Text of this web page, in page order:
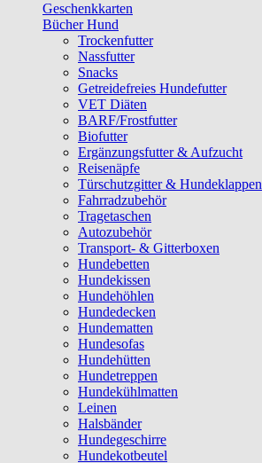
Geschenkkarten
Bücher Hund
Trockenfutter
Nassfutter
Snacks
Getreidefreies Hundefutter
VET Diäten
BARF/Frostfutter
Biofutter
Ergänzungsfutter & Aufzucht
Reisenäpfe
Türschutzgitter & Hundeklappen
Fahrradzubehör
Tragetaschen
Autozubehör
Transport- & Gitterboxen
Hundebetten
Hundekissen
Hundehöhlen
Hundedecken
Hundematten
Hundesofas
Hundehütten
Hundetreppen
Hundekühlmatten
Leinen
Halsbänder
Hundegeschirre
Hundekotbeutel